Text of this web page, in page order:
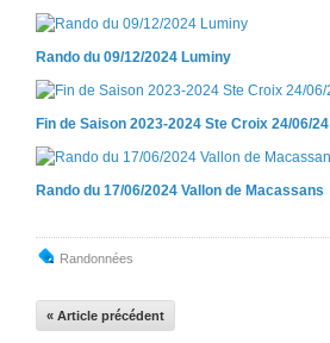
Rando du 09/12/2024 Luminy
Fin de Saison 2023-2024 Ste Croix 24/06/24
Rando du 17/06/2024 Vallon de Macassans
Randonnées
« Article précédent